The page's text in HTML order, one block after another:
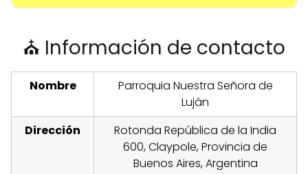
⛪ Información de contacto
Nombre
Parroquia Nuestra Señora de
Luján
Dirección
Rotonda República de la India
600, Claypole, Provincia de
Buenos Aires, Argentina